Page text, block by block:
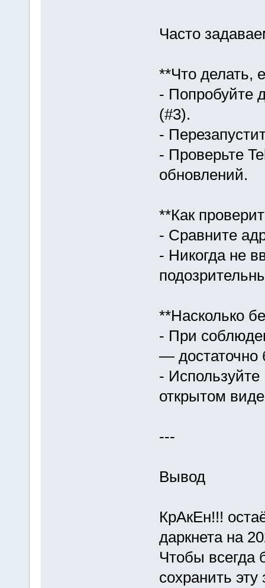
Часто
**Что делать,
- Попробуйте
(#3).
-
- Проверьте
обновлений.
**Как
- Сравните
- Никогда не
**Насколько
- При
— достаточно
-
открытом
---
Вывод
КрАкЕн!!!
даркнета на
Чтобы всегда
сохранить эту